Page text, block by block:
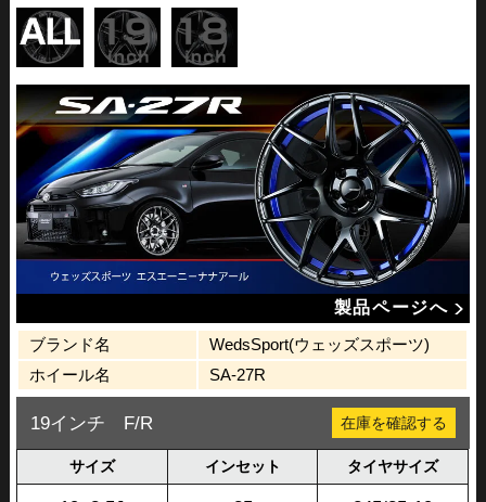
製品ページへ
ブランド名
WedsSport(ウェッズスポーツ)
ホイール名
SA-27R
19インチ F/R 在庫を確認する
サイズ インセット タイヤサイズ